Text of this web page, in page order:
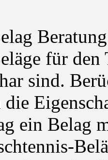
für
sind.
ein Belag